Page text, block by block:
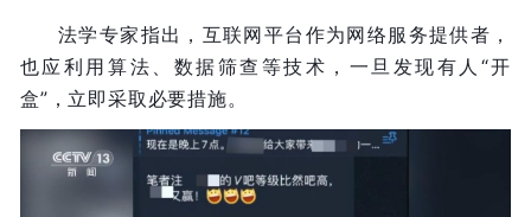
法学专家指出，互联网平台作为网络服务提供者，
也应利用算法、数据筛查等技术，一旦发现有人“开
盒”，立即采取必要措施。